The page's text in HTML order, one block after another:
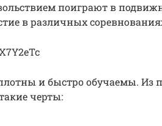
поиграют в
в различных
и быстро обучаемы. Из
черты: